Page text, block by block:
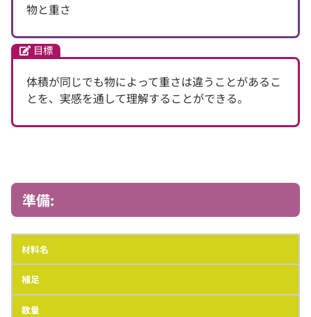
物と重さ
目標
体積が同じでも物によって重さは違うことがあるこ
とを、実感を通して理解することができる。
準備:
材料名
補足
数量